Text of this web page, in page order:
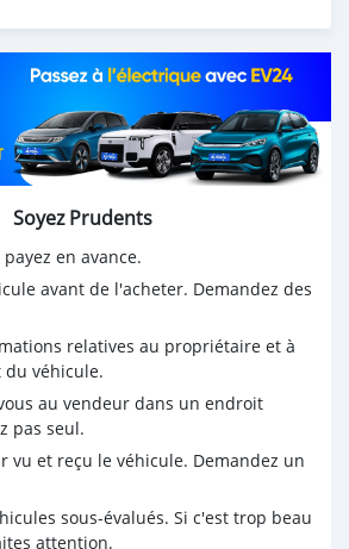
Soyez Prudents
en avance.
avant de l'acheter. Demandez des
relatives au propriétaire et à
véhicule.
au vendeur dans un endroit
pas seul.
vu et reçu le véhicule. Demandez un
sous-évalués. Si c'est trop beau
attention.